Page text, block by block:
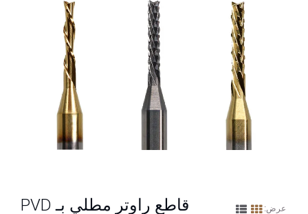
قاطع راوتر مطلي بـ PVD عرض: